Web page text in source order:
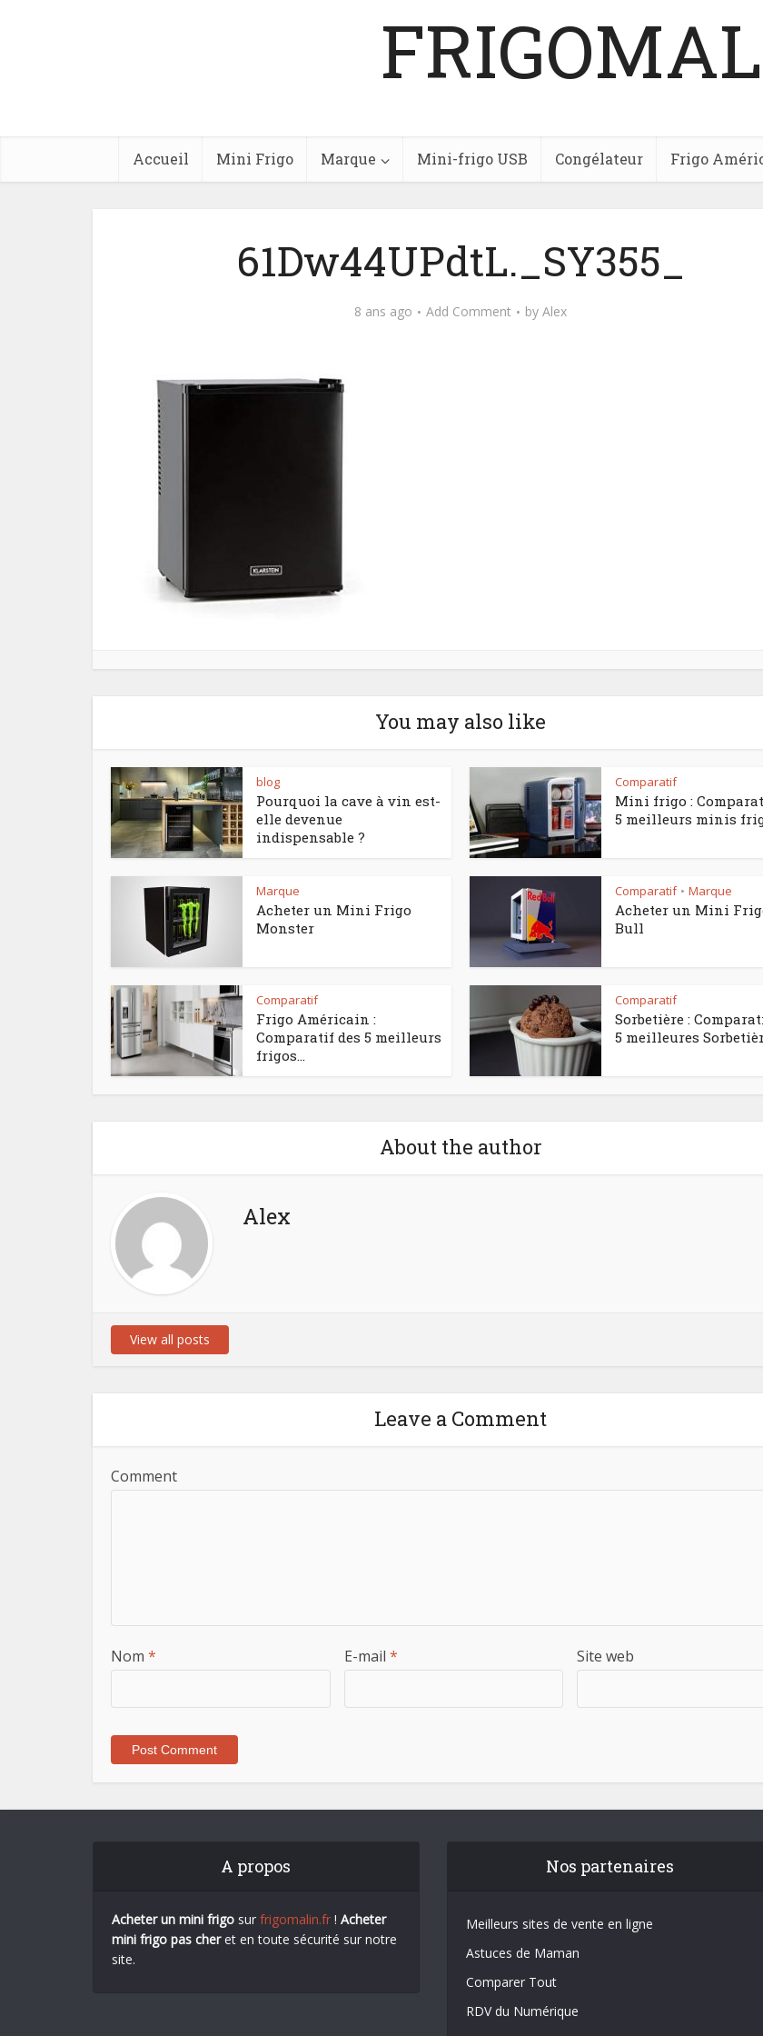
Accueil Mini Frigo Marque Mini-frigo USB Congélateur Frigo
61Dw44UPdtL._SY355_
8 ans ago Add Comment by Alex
You may also like
blog
Pourquoi la cave à vin est-
elle devenue
indispensable ?
Comparatif
Mini frigo :
5 meilleurs minis
Marque
Acheter un Mini Frigo
Monster
Comparatif • Marque
Acheter un Mini
Bull
Comparatif
Frigo Américain :
Comparatif des 5 meilleurs
frigos...
Comparatif
Sorbetière :
5 meilleures
About the author
Alex
View all posts
Leave a Comment
Comment
Nom * E-mail * Site web
A propos
Acheter un mini frigo sur frigomalin.fr ! Acheter
mini frigo pas cheret en toute sécurité sur notre
site.
Nos partenaires
Meilleurs sites de vente en ligne
Astuces de Maman
Comparer Tout
RDV du Numérique